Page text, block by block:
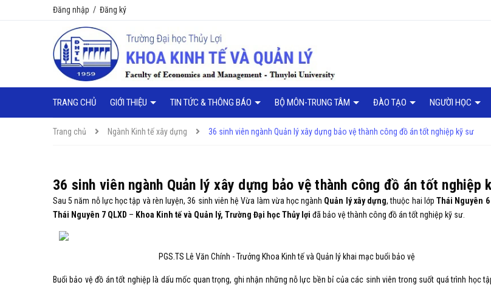
Đăng nhập / Đăng ký
TRANG CHỦ GIỚI THIỆU TIN TỨC & THÔNG BÁO BỘ MÔN-TRUNG TÂM ĐÀO TẠO NGƯỜI HỌC
Trang chủ Ngành Kinh tế xây dựng 36 sinh viên ngành Quản lý xây dựng bảo vệ thành công đồ án tốt nghiệp kỹ sư
36 sinh viên ngành Quản lý xây dựng bảo vệ thành công đồ án tốt nghiệp
Sau 5 năm nỗ lực học tập và rèn luyện, 36 sinh viên hệ Vừa làm vừa học ngành Quản lý xây dựng, thuộc hai lớpThái Nguyên 6
Thái Nguyên 7 QLXD – Khoa Kinh tế và Quản lý, Trường Đại học Thủy lợi đã bảo vệ thành công đồ án tốt nghiệp kỹ sư.
PGS.TS Lê Văn Chính - Trưởng Khoa Kinh tế và Quản lý khai mạc buổi bảo vệ
Buổi bảo vệ đồ án tốt nghiệp là dấu mốc quan trọng, ghi nhận những nỗ lực bền bỉ của các sinh viên trong suốt quá trình học